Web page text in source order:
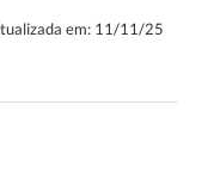
em: 11/11/25